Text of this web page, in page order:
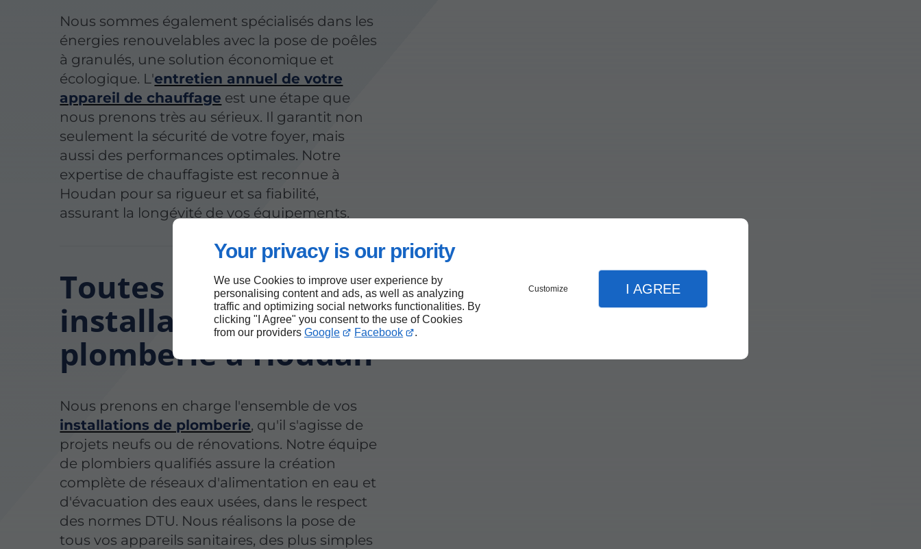
Your privacy is our priority
We use Cookies to improve user experience by
personalising content and ads, as well as analyzing
traffic and optimizing social networks functionalities. By
clicking "I Agree" you consent to the use of Cookies
from our providers Google Facebook .
Customize I AGREE
Nous sommes également spécialisés dans les
énergies renouvelables avec la pose de poêles
à granulés, une solution économique et
écologique. L'entretien annuel de votre
appareil de chauffage est une étape que
nous prenons très au sérieux. Il garantit non
seulement la sécurité de votre foyer, mais
aussi des performances optimales. Notre
expertise de chauffagiste est reconnue à
Houdan pour sa rigueur et sa fiabilité,
assurant la longévité de vos équipements.
Toutes vos
installations de
plomberie à Houdan
Nous prenons en charge l'ensemble de vos
installations de plomberie, qu'il s'agisse de
projets neufs ou de rénovations. Notre équipe
de plombiers qualifiés assure la création
complète de réseaux d'alimentation en eau et
d'évacuation des eaux usées, dans le respect
des normes DTU. Nous réalisons la pose de
tous vos appareils sanitaires, des plus simples